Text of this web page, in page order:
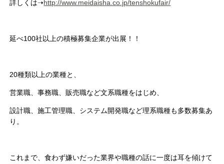
詳しくは➝http://www.meidaisha.co.jp/tenshokufair/
延べ100社以上の積極募集企業が出展！！
20種類以上の業種と、
営業職、事務職、販売職など文系職種をはじめ、
設計職、施工管理職、システム開発職など理系職種も多数募集あ
り。
これまで、食わず嫌いだった業界や職種の話に一度は耳を傾けて